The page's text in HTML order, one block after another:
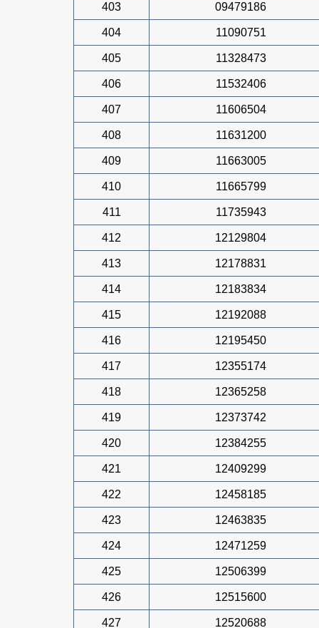
403 09479186
404 11090751
405 11328473
406 11532406
407 11606504
408 11631200
409 11663005
410 11665799
411 11735943
412 12129804
413 12178831
414 12183834
415 12192088
416 12195450
417 12355174
418 12365258
419 12373742
420 12384255
421 12409299
422 12458185
423 12463835
424 12471259
425 12506399
426 12515600
427 12520688